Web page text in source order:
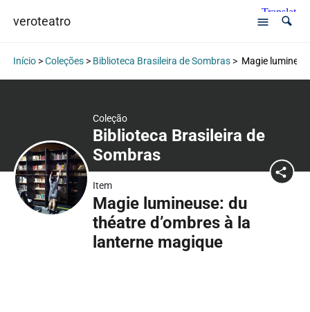
veroteatro
Início>Coleções> Biblioteca Brasileira de Sombras> Magie
Coleção
Biblioteca Brasileira de
Sombras
Item
Magie lumineuse: du
théatre d’ombres à la
lanterne magique